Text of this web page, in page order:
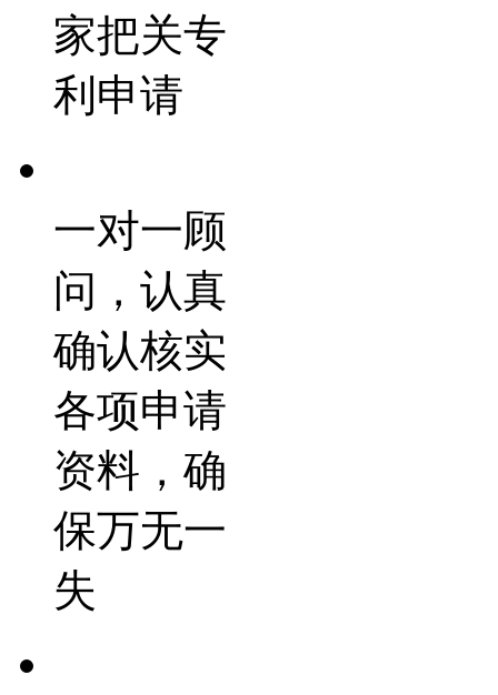
家把关专
利申请
一对一顾
问，认真
确认核实
各项申请
资料，确
保万无一
失